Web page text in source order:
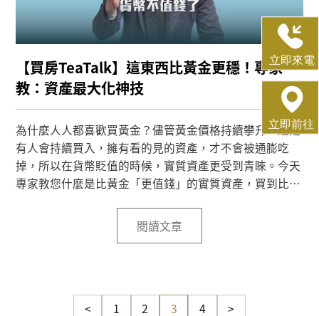
【買房TeaTalk】這東西比黃金更穩！專家
教：資產最大化神技
為什麼人人都喜歡買黃金？儘管黃金價格持續攀升，還是
有人會持續買入，擁有看的見的資產，才不會被通膨吃
掉，所以在貨幣貶值的時候，實質資產更受到青睞。今天
專家教您什麼是比黃金「更值錢」的實質資產，買到比黃
閱讀文章
< 1 2 3 4 >